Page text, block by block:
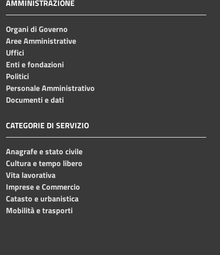
AMMINISTRAZIONE
Organi di Governo
Aree Amministrative
Uffici
Enti e fondazioni
Politici
Personale Amministrativo
Documenti e dati
CATEGORIE DI SERVIZIO
Anagrafe e stato civile
Cultura e tempo libero
Vita lavorativa
Imprese e Commercio
Catasto e urbanistica
Mobilità e trasporti